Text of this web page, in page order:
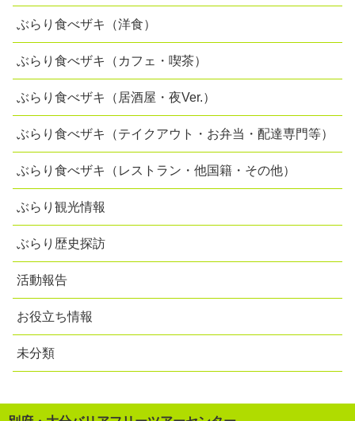
ぶらり食べザキ（洋食）
ぶらり食べザキ（カフェ・喫茶）
ぶらり食べザキ（居酒屋・夜Ver.）
ぶらり食べザキ（テイクアウト・お弁当・配達専門等）
ぶらり食べザキ（レストラン・他国籍・その他）
ぶらり観光情報
ぶらり歴史探訪
活動報告
お役立ち情報
未分類